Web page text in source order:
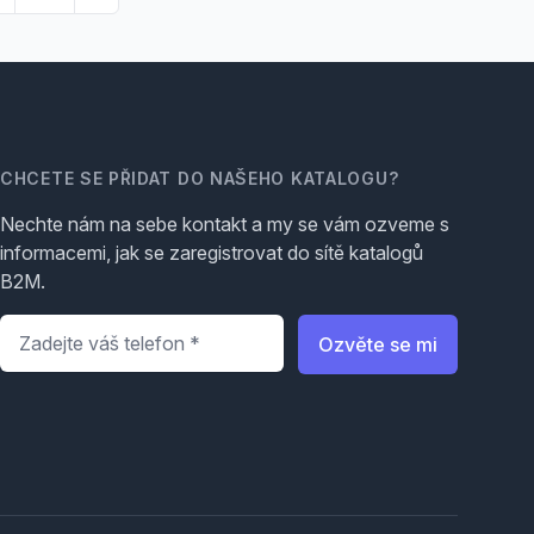
CHCETE SE PŘIDAT DO NAŠEHO KATALOGU?
Nechte nám na sebe kontakt a my se vám ozveme s
informacemi, jak se zaregistrovat do sítě katalogů
B2M.
Telefon
Ozvěte se mi